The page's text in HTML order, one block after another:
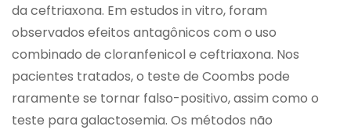
da ceftriaxona. Em estudos in vitro, foram
observados efeitos antagônicos com o uso
combinado de cloranfenicol e ceftriaxona. Nos
pacientes tratados, o teste de Coombs pode
raramente se tornar falso-positivo, assim como o
teste para galactosemia. Os métodos não